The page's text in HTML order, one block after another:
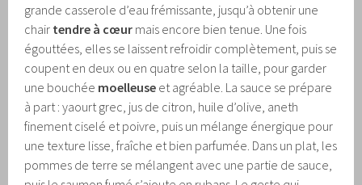
grande casserole d’eau frémissante, jusqu’à obtenir une
chair tendre à cœur mais encore bien tenue. Une fois
égouttées, elles se laissent refroidir complètement, puis se
coupent en deux ou en quatre selon la taille, pour garder
une bouchée moelleuse et agréable. La sauce se prépare
à part : yaourt grec, jus de citron, huile d’olive, aneth
finement ciselé et poivre, puis un mélange énergique pour
une texture lisse, fraîche et bien parfumée. Dans un plat, les
pommes de terre se mélangent avec une partie de sauce,